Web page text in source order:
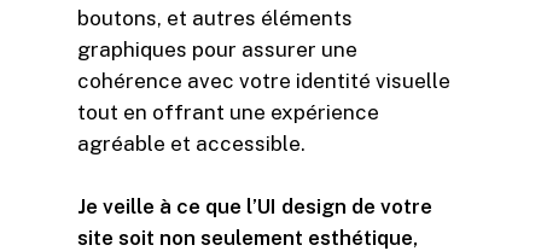
boutons, et autres éléments
graphiques pour assurer une
cohérence avec votre identité visuelle
tout en offrant une expérience
agréable et accessible.
Je veille à ce que l’UI design de votre
site soit non seulement esthétique,